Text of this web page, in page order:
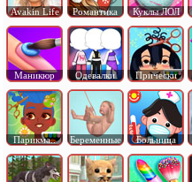
Avakin Life Романтика Куклы ЛОЛ
Маникюр Одевалки Прически
Парикма.. Беременные Больница